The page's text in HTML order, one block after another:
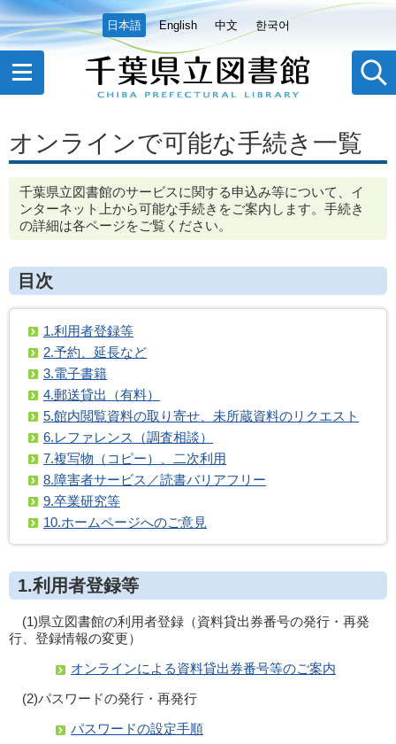
日本語 English 中文 한국어
オンラインで可能な手続き一覧
千葉県立図書館のサービスに関する申込み等について、イ
ンターネット上から可能な手続きをご案内します。手続き
の詳細は各ページをご覧ください。
目次
1.利用者登録等
2.予約、延長など
3.電子書籍
4.郵送貸出（有料）
5.館内閲覧資料の取り寄せ、未所蔵資料のリクエスト
6.レファレンス（調査相談）
7.複写物（コピー）、二次利用
8.障害者サービス／読書バリアフリー
9.卒業研究等
10.ホームページへのご意見
1.利用者登録等
(1)県立図書館の利用者登録（資料貸出券番号の発行・再発
行、登録情報の変更）
オンラインによる資料貸出券番号等のご案内
(2)パスワードの発行・再発行
パスワードの設定手順